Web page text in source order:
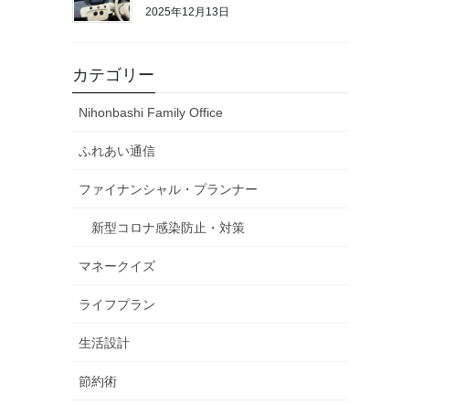
2025年12月13日
カテゴリー
Nihonbashi Family Office
ふれあい通信
ファイナンシャル・プランナー
新型コロナ感染防止・対策
マネークイズ
ライフプラン
生活設計
節約術